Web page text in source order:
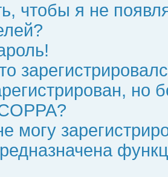
чтобы я не
но
могу